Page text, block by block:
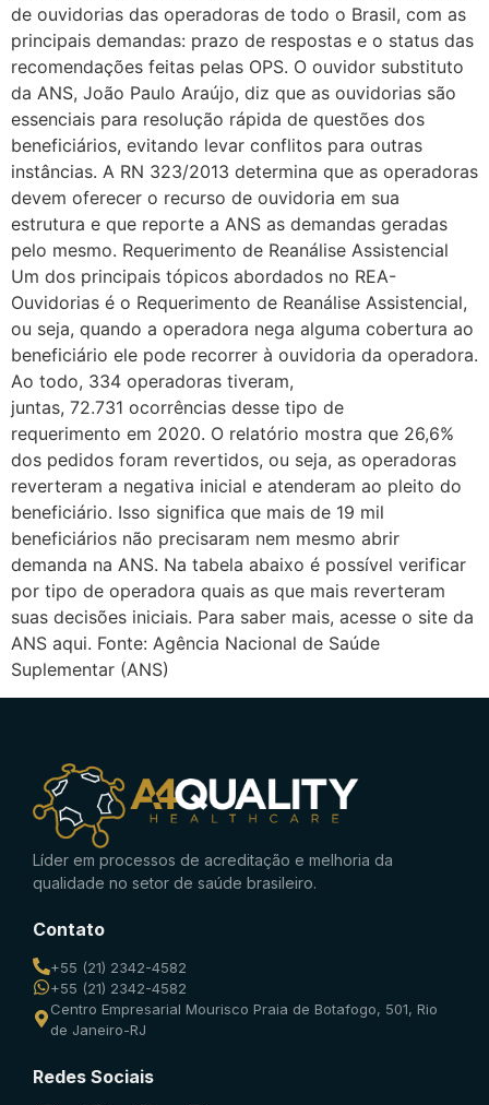
de ouvidorias das operadoras de todo o Brasil, com as
principais demandas: prazo de respostas e o status das
recomendações feitas pelas OPS. O ouvidor substituto
da ANS, João Paulo Araújo, diz que as ouvidorias são
essenciais para resolução rápida de questões dos
beneficiários, evitando levar conflitos para outras
instâncias. A RN 323/2013 determina que as operadoras
devem oferecer o recurso de ouvidoria em sua
estrutura e que reporte a ANS as demandas geradas
pelo mesmo. Requerimento de Reanálise Assistencial
Um dos principais tópicos abordados no REA-
Ouvidorias é o Requerimento de Reanálise Assistencial,
ou seja, quando a operadora nega alguma cobertura ao
beneficiário ele pode recorrer à ouvidoria da operadora.
Ao todo, 334 operadoras tiveram,
juntas, 72.731 ocorrências desse tipo de
requerimento em 2020. O relatório mostra que 26,6%
dos pedidos foram revertidos, ou seja, as operadoras
reverteram a negativa inicial e atenderam ao pleito do
beneficiário. Isso significa que mais de 19 mil
beneficiários não precisaram nem mesmo abrir
demanda na ANS. Na tabela abaixo é possível verificar
por tipo de operadora quais as que mais reverteram
suas decisões iniciais. Para saber mais, acesse o site da
ANS aqui. Fonte: Agência Nacional de Saúde
Suplementar (ANS)
Líder em processos de acreditação e melhoria da
qualidade no setor de saúde brasileiro.
Contato
+55 (21) 2342-4582
+55 (21) 2342-4582
Centro Empresarial Mourisco Praia de Botafogo, 501, Rio
de Janeiro-RJ
Redes Sociais